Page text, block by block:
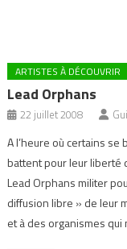
ARTISTES À DÉCOUVRIR
Lead Orphans
22 juillet 2008
A l’heure où certains
battent pour leur liberté
Lead Orphans militer
diffusion libre » de leur
et à des organismes